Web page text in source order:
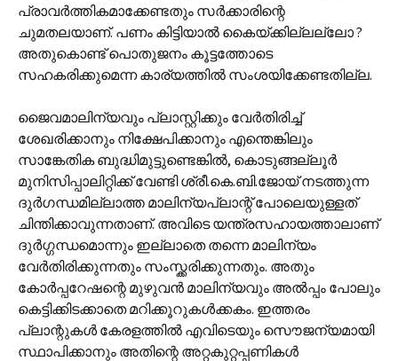
പ്രാവര്‍ത്തികമാക്കേണ്ടതും സര്‍ക്കാരിന്റെ
ചുമതലയാണ്. പണം കിട്ടിയാല്‍ കൈയ്‌ക്കില്ലല്ലോ ?
അതുകൊണ്ട് പൊതുജനം കൂട്ടത്തോടെ
സഹകരിക്കുമെന്ന കാര്യത്തില്‍ സംശയിക്കേണ്ടതില്ല.
ജൈവമാലിന്യവും പ്ലാസ്റ്റിക്കും വേര്‍തിരിച്ച്
ശേഖരിക്കാനും നിക്ഷേപിക്കാനും എന്തെങ്കിലും
സാങ്കേതിക ബുദ്ധിമുട്ടുണ്ടെങ്കില്‍, കൊടുങ്ങല്ലൂര്‍
മുനിസിപ്പാലിറ്റിക്ക് വേണ്ടി ശ്രീ.കെ.ബി.ജോയ് നടത്തുന്ന
ദുര്‍ഗന്ധമില്ലാത്ത മാലിന്യപ്ലാന്റ് പോലെയുള്ളത്
ചിന്തിക്കാവുന്നതാണ്. അവിടെ യന്ത്രസഹായത്താലാണ്
ദുര്‍ഗ്ഗന്ധമൊന്നും ഇല്ലാതെ തന്നെ മാലിന്യം
വേര്‍തിരിക്കുന്നതും സംസ്ക്കരിക്കുന്നതും. അതും
കോര്‍പ്പറേഷന്റെ മുഴുവന്‍ മാലിന്യവും അല്‍പ്പം പോലും
കെട്ടിക്കിടക്കാതെ മറിക്കൂറുകള്‍ക്കകം. ഇത്തരം
പ്ലാന്റുകള്‍ കേരളത്തില്‍ എവിടെയും സൌജന്യമായി
സ്ഥാപിക്കാനും അതിന്റെ അറ്റകുറ്റപ്പണികള്‍